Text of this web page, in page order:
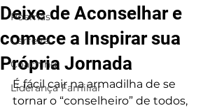
Poemas
Carreira
Coaching
Liderança Familiar
Deixe de Aconselhar e
comece a Inspirar sua
Própria Jornada
É fácil cair na armadilha de se
tornar o “conselheiro” de todos,